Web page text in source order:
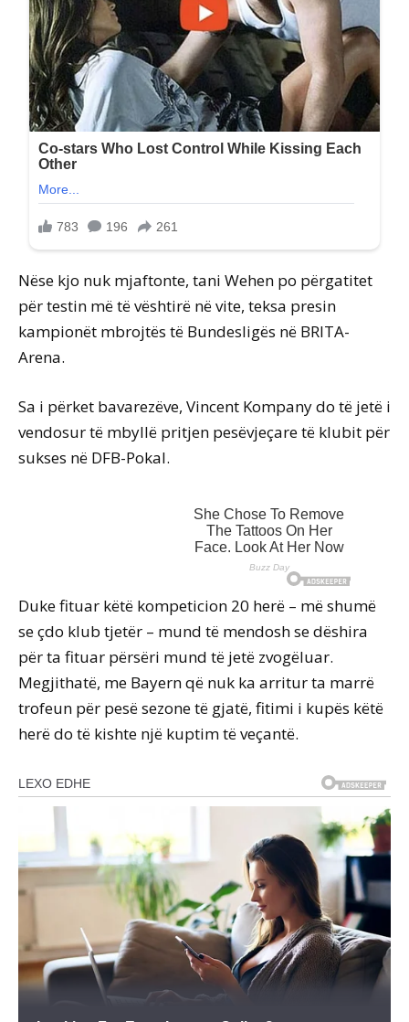
Nëse kjo nuk mjaftonte, tani Wehen po përgatitet
për testin më të vështirë në vite, teksa presin
kampionët mbrojtës të Bundesligës në BRITA-
Arena.
Sa i përket bavarezëve, Vincent Kompany do të jetë i
vendosur të mbyllë pritjen pesëvjeçare të klubit për
sukses në DFB-Pokal.
Duke fituar këtë kompeticion 20 herë – më shumë
se çdo klub tjetër – mund të mendosh se dëshira
për ta fituar përsëri mund të jetë zvogëluar.
Megjithatë, me Bayern që nuk ka arritur ta marrë
trofeun për pesë sezone të gjatë, fitimi i kupës këtë
herë do të kishte një kuptim të veçantë.